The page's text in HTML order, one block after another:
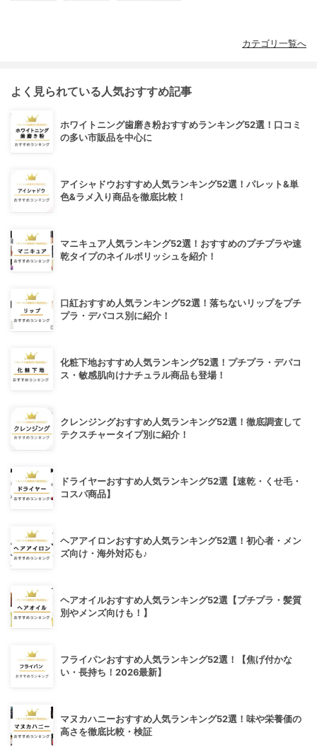
カテゴリ一覧へ
よく見られている人気おすすめ記事
ホワイトニング歯磨き粉おすすめランキング52選！口コミ
の多い市販品を中心に
アイシャドウおすすめ人気ランキング52選！パレット&単
色&ラメ入り商品を徹底比較！
マニキュア人気ランキング52選！おすすめのプチプラや速
乾タイプのネイルポリッシュを紹介！
口紅おすすめ人気ランキング52選！落ちないリップをプチ
プラ・デパコス別に紹介！
化粧下地おすすめ人気ランキング52選！プチプラ・デパコ
ス・敏感肌向けナチュラル商品も登場！
クレンジングおすすめ人気ランキング52選！徹底調査して
テクスチャータイプ別に紹介！
ドライヤーおすすめ人気ランキング52選【速乾・くせ毛・
コスパ商品】
ヘアアイロンおすすめ人気ランキング52選！初心者・メン
ズ向け・海外対応も♪
ヘアオイルおすすめ人気ランキング52選【プチプラ・髪質
別やメンズ向けも！】
フライパンおすすめ人気ランキング52選！【焦げ付かな
い・長持ち！2026最新】
マヌカハニーおすすめ人気ランキング52選！味や栄養価の
高さを徹底比較・検証